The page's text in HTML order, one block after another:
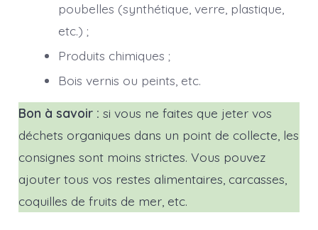
poubelles (synthétique, verre, plastique,
etc.) ;
Produits chimiques ;
Bois vernis ou peints, etc.
Bon à savoir : si vous ne faites que jeter vos
déchets organiques dans un point de collecte, les
consignes sont moins strictes. Vous pouvez
ajouter tous vos restes alimentaires, carcasses,
coquilles de fruits de mer, etc.